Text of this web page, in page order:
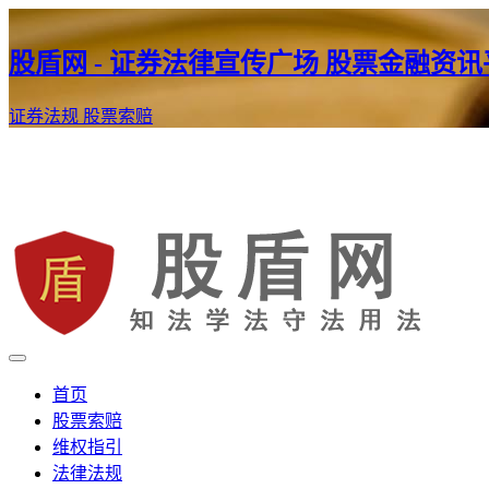
股盾网 - 证券法律宣传广场 股票金融资讯
证券法规 股票索赔
股盾网
证券股票维权网
首页
股票索赔
维权指引
法律法规